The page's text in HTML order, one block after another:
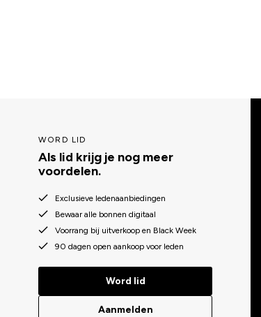
WORD LID
Als lid krijg je nog meer
voordelen.
Exclusieve ledenaanbiedingen
Bewaar alle bonnen digitaal
Voorrang bij uitverkoop en Black Week
90 dagen open aankoop voor leden
Word lid
Aanmelden